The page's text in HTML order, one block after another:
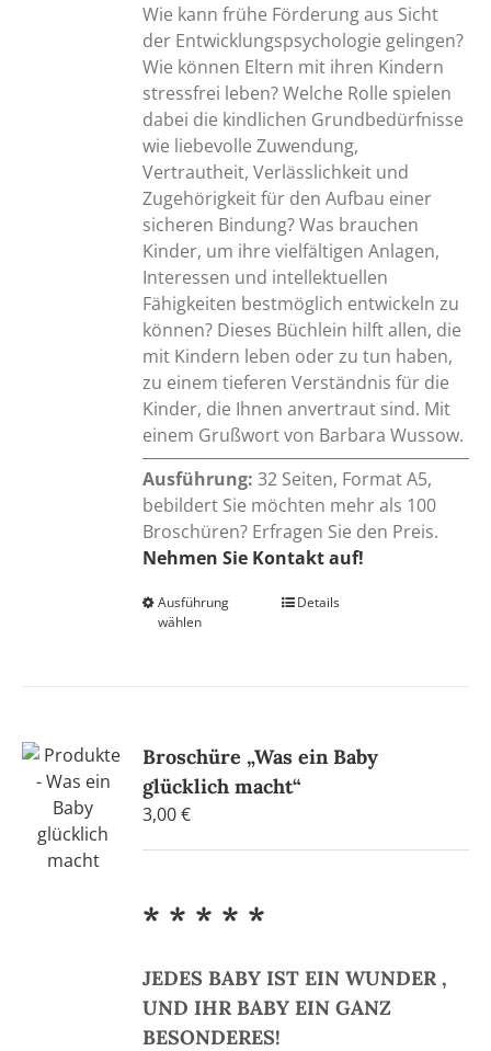
Wie kann frühe Förderung aus Sicht
der Entwicklungspsychologie gelingen?
Wie können Eltern mit ihren Kindern
stressfrei leben? Welche Rolle spielen
dabei die kindlichen Grundbedürfnisse
wie liebevolle Zuwendung,
Vertrautheit, Verlässlichkeit und
Zugehörigkeit für den Aufbau einer
sicheren Bindung? Was brauchen
Kinder, um ihre vielfältigen Anlagen,
Interessen und intellektuellen
Fähigkeiten bestmöglich entwickeln zu
können? Dieses Büchlein hilft allen, die
mit Kindern leben oder zu tun haben,
zu einem tieferen Verständnis für die
Kinder, die Ihnen anvertraut sind. Mit
einem Grußwort von Barbara Wussow.
Ausführung: 32 Seiten, Format A5,
bebildert Sie möchten mehr als 100
Broschüren? Erfragen Sie den Preis.
Nehmen Sie Kontakt auf!
Ausführung
wählen
Dieses
Die
Optionen
Details
Broschüre „Was ein Baby
glücklich macht“
3,00€
* * * * *
JEDES BABY IST EIN WUNDER ,
UND IHR BABY EIN GANZ
BESONDERES!